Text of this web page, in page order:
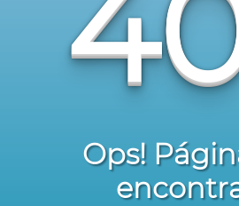
Ops!